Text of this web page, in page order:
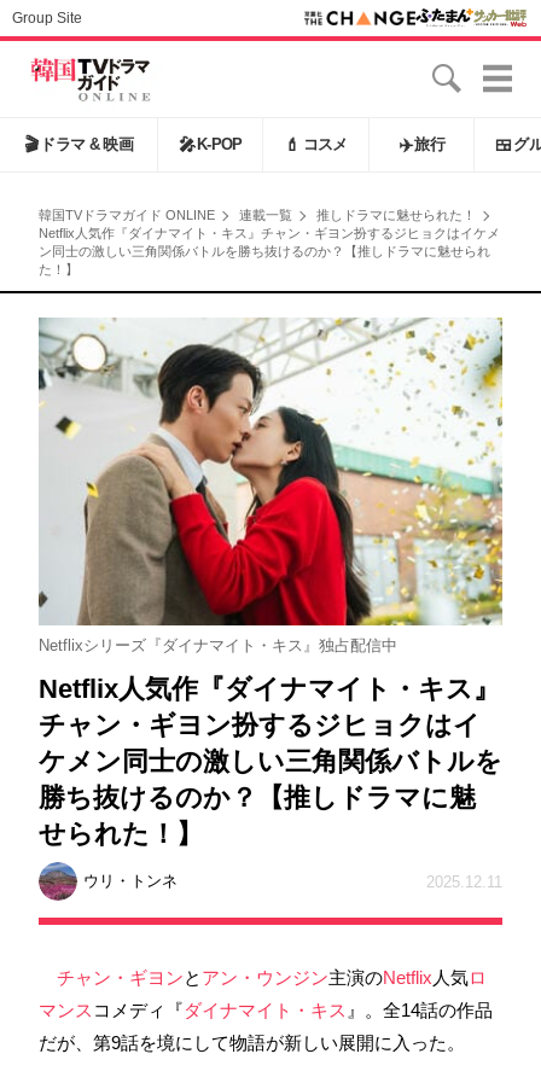
Group Site
🎬 ドラマ & 映画 🎤 K-POP 💄 コスメ ✈️旅行 🍱 グ
韓国TVドラマガイド ONLINE 連載一覧
推しドラマに魅せられた！
Netflix人気作『ダイナマイト・キス』チャン・ギヨン扮するジヒョクはイケメ
ン同士の激しい三角関係バトルを勝ち抜けるのか？【推しドラマに魅せられ
た！】
Netflixシリーズ『ダイナマイト・キス』独占配信中
Netflix人気作『ダイナマイト・キス』
チャン・ギヨン扮するジヒョクはイ
ケメン同士の激しい三角関係バトルを
勝ち抜けるのか？【推しドラマに魅
せられた！】
ウリ・トンネ 2025.12.11
チャン・ギヨンと アン・ウンジン主演のNetflix 人気ロ
マンス コメディ『ダイナマイト・キス 』。全14話の作品
だが、第9話を境にして物語が新しい展開に入った。